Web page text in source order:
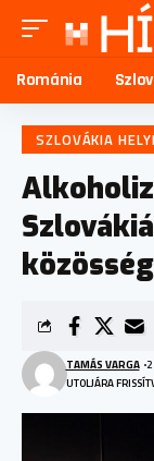
Románia
SZLOVÁKIA
UTOLJÁRA
TAMÁS VARGA 2